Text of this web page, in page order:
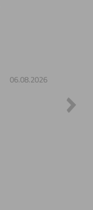
06.08.2026
Gerne